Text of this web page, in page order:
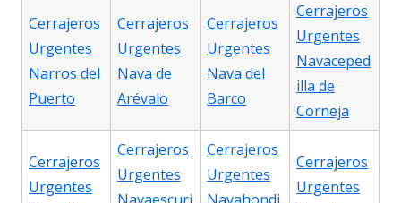
Cerrajeros
Urgentes
Narros del
Puerto
Cerrajeros
Urgentes
Nava de
Arévalo
Cerrajeros
Urgentes
Nava del
Barco
Cerrajeros
Urgentes
Navaceped
illa de
Corneja
Cerrajeros
Urgentes
Cerrajeros
Urgentes
Cerrajeros
Urgentes
Cerrajeros
Urgentes